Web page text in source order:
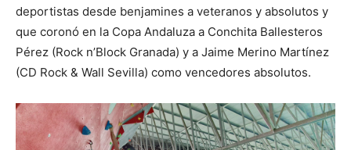
deportistas desde benjamines a veteranos y absolutos y
que coronó en la Copa Andaluza a Conchita Ballesteros
Pérez (Rock n’Block Granada) y a Jaime Merino Martínez
(CD Rock & Wall Sevilla) como vencedores absolutos.